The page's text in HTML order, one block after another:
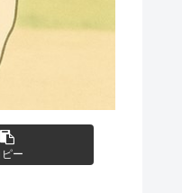
ピー